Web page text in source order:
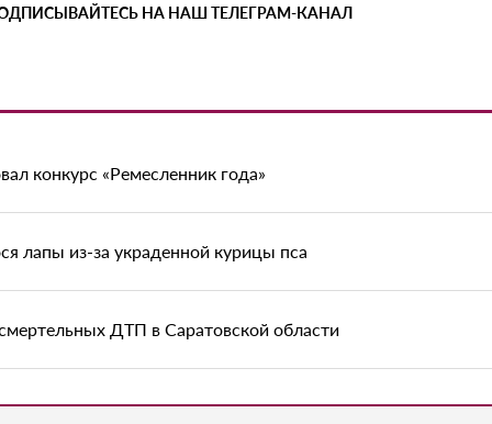
НА НАШ ТЕЛЕГРАМ-КАНАЛ
конкурс «Ремесленник года»
лапы из-за украденной курицы пса
ДТП в Саратовской области